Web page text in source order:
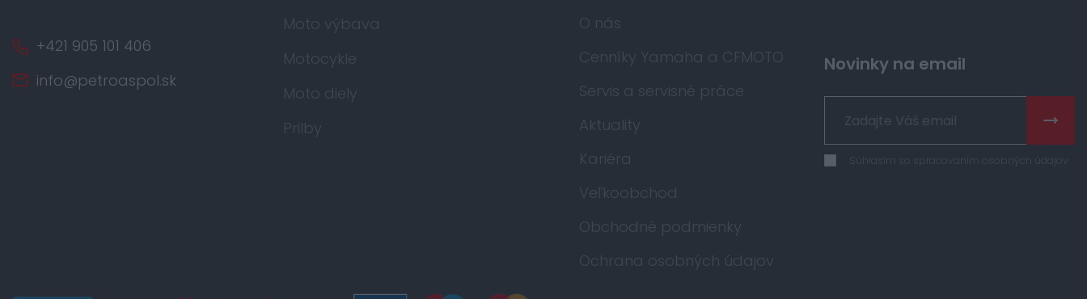
+421 905 101 406
info@petroaspol.sk
Novinky na email
Súhlasím so spracovaním osobných údajov
Moto výbava
Motocykle
Moto diely
Prilby
O nás
Cenníky Yamaha a CFMOTO
Servis a servisné práce
Aktuality
Kariéra
Veľkoobchod
Obchodné podmienky
Ochrana osobných údajov